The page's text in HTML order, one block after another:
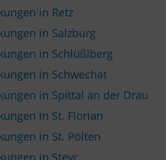
in Retz
in Salzburg
in Schlüßlberg
in Schwechat
in Spittal an der Drau
in St. Florian
in St. Pölten
in Steyr